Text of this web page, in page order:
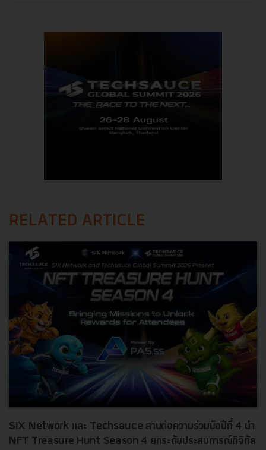
RELATED ARTICLE
SIX Network และ Techsauce สานต่อความร่วมมือปีที่ 4 นำ
NFT Treasure Hunt Season 4 ยกระดับประสบการณ์ดิจิทัล